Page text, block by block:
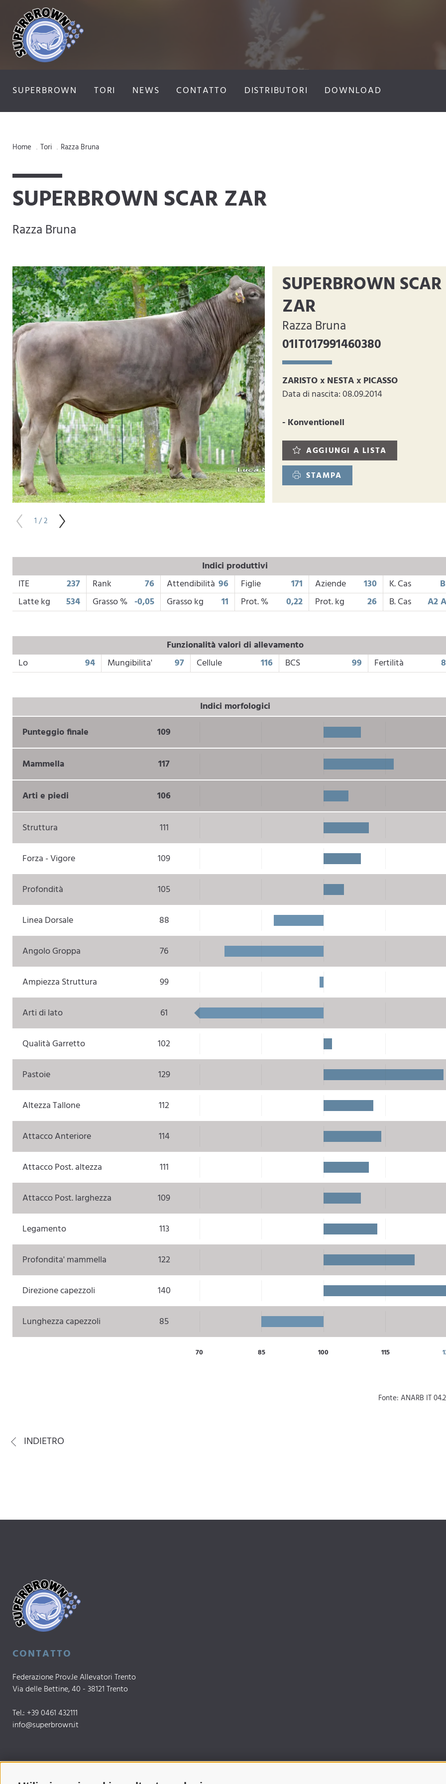
SUPERBROWN TORI NEWS CONTATTO DISTRIBUTORI DOWNLOAD
Home . Tori . Razza Bruna
SUPERBROWN SCAR ZAR
Razza Bruna
SUPERBROWN SCAR
ZAR
Razza Bruna
01IT017991460380
ZARISTO x NESTA x PICASSO
Data di nascita: 08.09.2014
- Konventionell
AGGIUNGI A LISTA
STAMPA
1 / 2
Indici produttivi
ITE
237 Rank 76 Attendibilità 96 Figlie 171 Aziende 130 K. Cas
Latte kg
534 Grasso % -0,05 Grasso kg 11 Prot. % 0,22 Prot. kg 26 B. Cas A2
Funzionalità valori di allevamento
Lo
94 Mungibilita' 97 Cellule 116 BCS 99 Fertilità
Indici morfologici
Punteggio finale
109
Mammella 117
Arti e piedi 106
Struttura 111
Forza - Vigore 109
Profondità 105
Linea Dorsale 88
Angolo Groppa 76
Ampiezza Struttura 99
Arti di lato 61
Qualità Garretto 102
Pastoie 129
Altezza Tallone 112
Attacco Anteriore 114
Attacco Post. altezza 111
Attacco Post. larghezza 109
Legamento 113
Profondita' mammella 122
Direzione capezzoli 140
Lunghezza capezzoli 85
70 85 100 115
Fonte: ANARB IT
INDIETRO
CONTATTO
Federazione Prov.le Allevatori Trento
Via delle Bettine, 40 - 38121 Trento
Tel.: +39 0461 432111
info@superbrown.it
SEMPRE AGGIORNATI